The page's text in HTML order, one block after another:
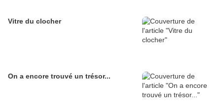
Vitre du clocher
On a encore trouvé un trésor...